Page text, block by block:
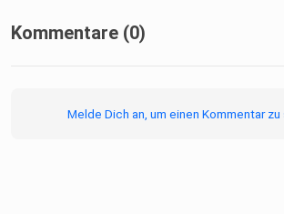
Kommentare (0)
Melde Dich an, um einen Kommentar zu